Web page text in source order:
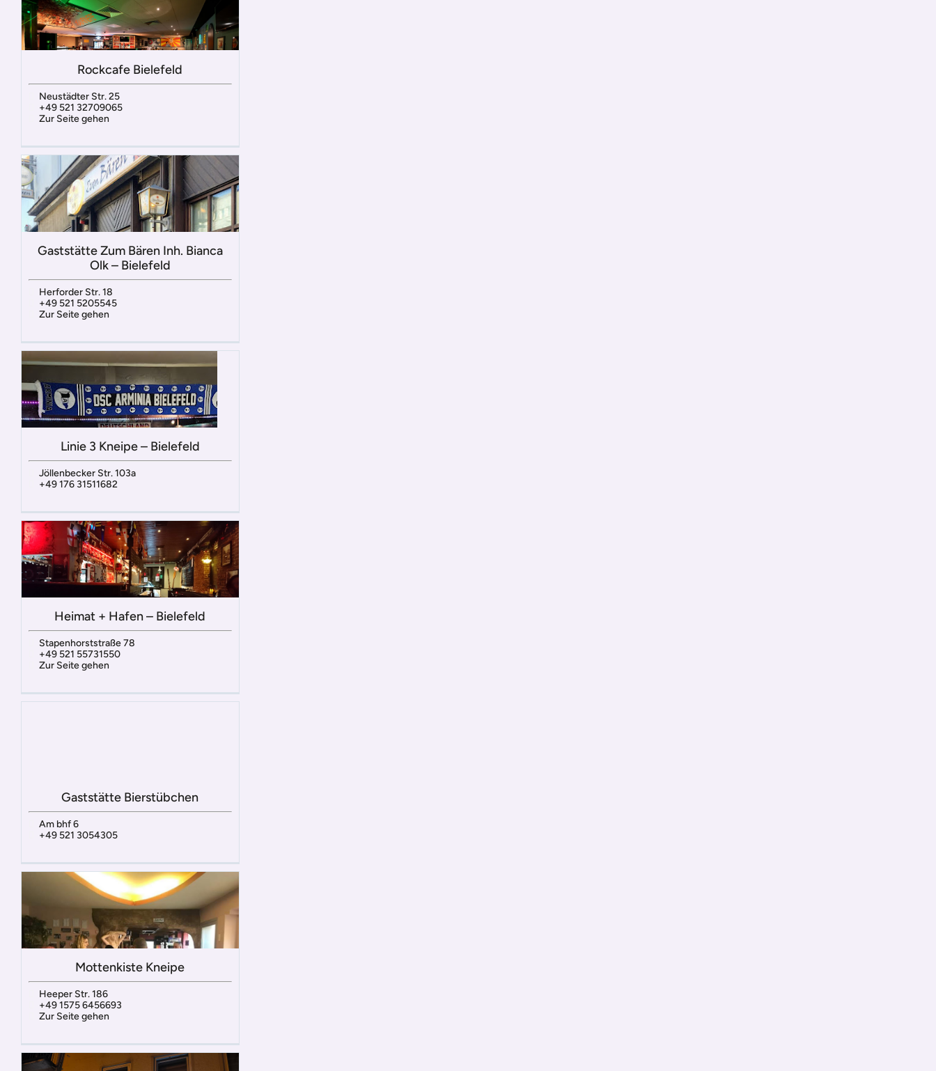
Rockcafe Bielefeld
Neustädter Str. 25
+49 521 32709065
Zur Seite gehen
Gaststätte Zum Bären Inh. Bianca
Olk – Bielefeld
Herforder Str. 18
+49 521 5205545
Zur Seite gehen
Linie 3 Kneipe – Bielefeld
Jöllenbecker Str. 103a
+49 176 31511682
Heimat + Hafen – Bielefeld
Stapenhorststraße 78
+49 521 55731550
Zur Seite gehen
Gaststätte Bierstübchen
Am bhf 6
+49 521 3054305
Mottenkiste Kneipe
Heeper Str. 186
+49 1575 6456693
Zur Seite gehen